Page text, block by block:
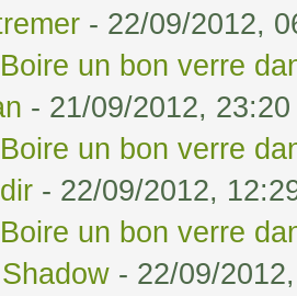
- 22/09/2012,
un bon verre
- 21/09/2012, 23:20
un bon verre
- 22/09/2012,
un bon verre
- 22/09/